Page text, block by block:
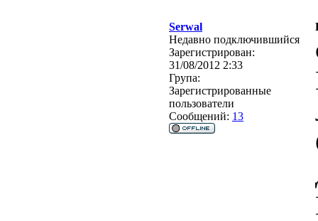
Serwal
Недавно подключившийся
Зарегистрирован:
31/08/2012 2:33
Група:
Зарегистрированные
пользователи
Сообщений: 13